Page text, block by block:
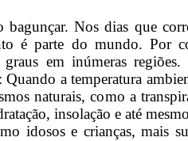
Nos dias que
é parte do mundo. Por
em inúmeras
Quando a temperatura
naturais, como a
insolação e até
idosos e crianças, mais